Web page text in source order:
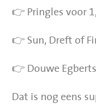
👉 Pringles voor
👉 Sun, Dreft of
👉 Douwe
Dat is nog eens